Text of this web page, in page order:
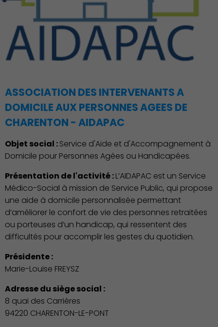
ASSOCIATION DES INTERVENANTS A
DOMICILE AUX PERSONNES AGEES DE
CHARENTON - AIDAPAC
Objet social :Service d'Aide et d'Accompagnement à
Domicile pour Personnes Agées ou Handicapées.
Présentation de l'activité :L’AIDAPAC est un Service
Médico-Social à mission de Service Public, qui propose
une aide à domicile personnalisée permettant
d’améliorer le confort de vie des personnes retraitées
ou porteuses d’un handicap, qui ressentent des
difficultés pour accomplir les gestes du quotidien.
Présidente :
Marie-Louise FREYSZ
Adresse du siège social :
8 quai des Carrières
94220 CHARENTON-LE-PONT